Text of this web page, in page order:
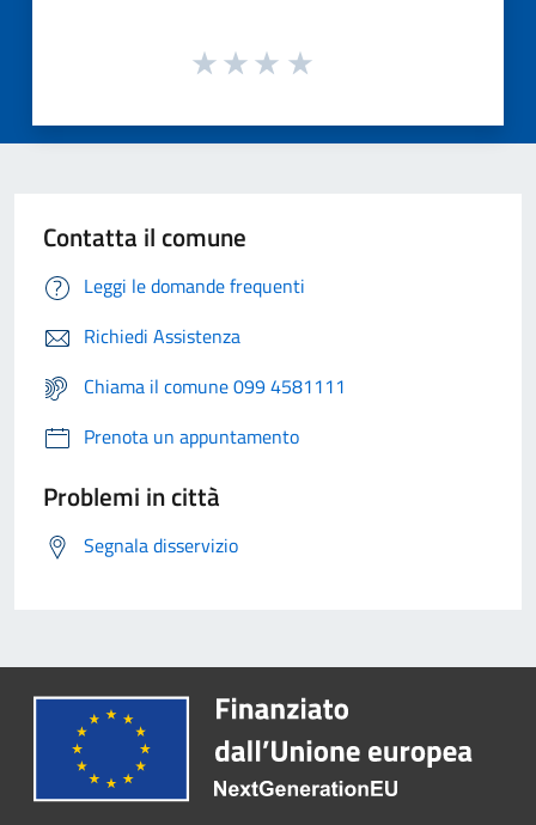
Contatta il comune
Leggi le domande frequenti
Richiedi Assistenza
Chiama il comune 099 4581111
Prenota un appuntamento
Problemi in città
Segnala disservizio